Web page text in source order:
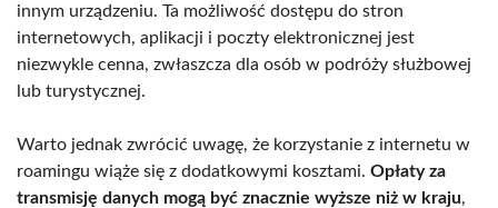
innym urządzeniu. Ta możliwość dostępu do stron
internetowych, aplikacji i poczty elektronicznej jest
niezwykle cenna, zwłaszcza dla osób w podróży służbowej
lub turystycznej.
Warto jednak zwrócić uwagę, że korzystanie z internetu w
roamingu wiąże się z dodatkowymi kosztami. Opłaty za
transmisję danych mogą być znacznie wyższe niż w kraju,